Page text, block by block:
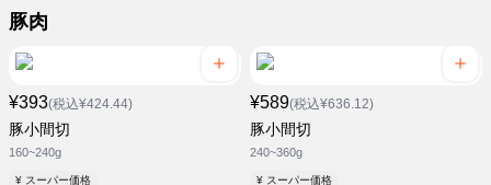
豚肉
¥393(税込¥424.44)
豚小間切
160~240g
¥ スーパー価格
¥589(税込¥636.12)
豚小間切
240~360g
¥ スーパー価格